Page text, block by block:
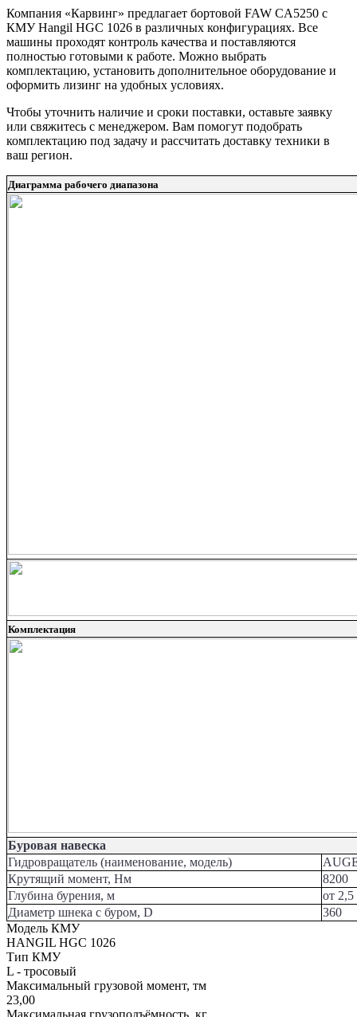
Компания «Карвинг» предлагает бортовой FAW CA5250 с
КМУ Hangil HGC 1026 в различных конфигурациях. Все
машины проходят контроль качества и поставляются
полностью готовыми к работе. Можно выбрать
комплектацию, установить дополнительное оборудование и
оформить лизинг на удобных условиях.
Чтобы уточнить наличие и сроки поставки, оставьте заявку
или свяжитесь с менеджером. Вам помогут подобрать
комплектацию под задачу и рассчитать доставку техники в
ваш регион.
Диаграмма рабочего диапазона
Комплектация
Буровая навеска
Гидровращатель (наименование, модель)
Крутящий момент, Нм
8200
Глубина бурения, м
от 2,5
Диаметр шнека с буром, D
360
Модель КМУ
HANGIL HGC 1026
Тип КМУ
L - тросовый
Максимальный грузовой момент, тм
23,00
Максимальная грузоподъёмность, кг